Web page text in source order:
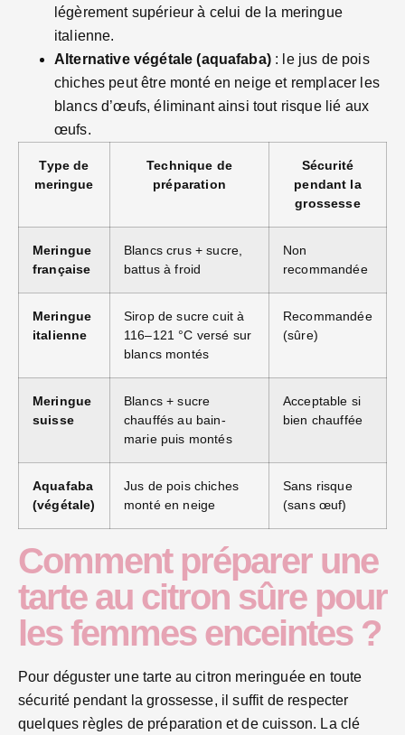
légèrement supérieur à celui de la meringue
italienne.
Alternative végétale (aquafaba): le jus de pois
chiches peut être monté en neige et remplacer les
blancs d’œufs, éliminant ainsi tout risque lié aux
œufs.
Type de
meringue
Technique de
préparation
Sécurité
pendant la
grossesse
Meringue
française
Blancs crus + sucre,
battus à froid
Non
recommandée
Meringue
italienne
Sirop de sucre cuit à
116–121 °C versé sur
blancs montés
Recommandée
(sûre)
Meringue
suisse
Blancs + sucre
chauffés au bain-
marie puis montés
Acceptable si
bien chauffée
Aquafaba
(végétale)
Jus de pois chiches
monté en neige
Sans risque
(sans œuf)
Comment préparer une
tarte au citron sûre pour
les femmes enceintes ?
Pour déguster une tarte au citron meringuée en toute
sécurité pendant la grossesse, il suffit de respecter
quelques règles de préparation et de cuisson. La clé